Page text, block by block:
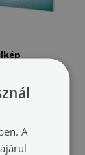
900 HUF
A